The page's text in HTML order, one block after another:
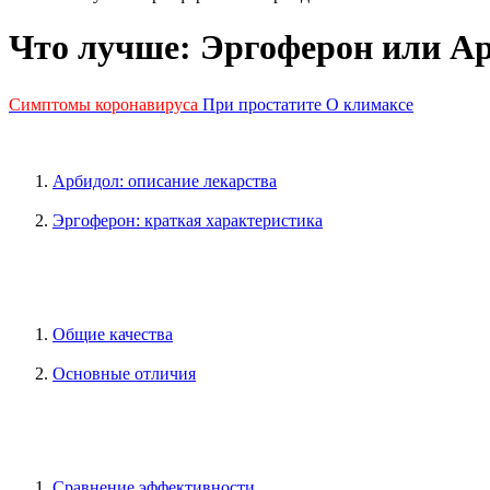
Что лучше: Эргоферон или
Симптомы коронавируса При простатите О климаксе
Арбидол: описание лекарства
Эргоферон: краткая характеристика
Общие качества
Основные отличия